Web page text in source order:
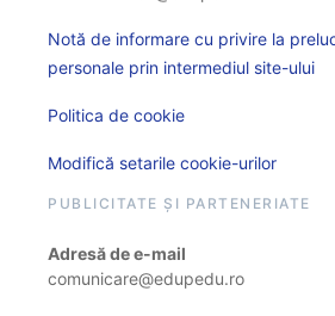
Notă de informare cu privire la
personale prin intermediul site-ului
Politica de cookie
Modifică setarile cookie-urilor
PUBLICITATE ȘI PARTENERIATE
Adresă de e-mail
comunicare@edupedu.ro